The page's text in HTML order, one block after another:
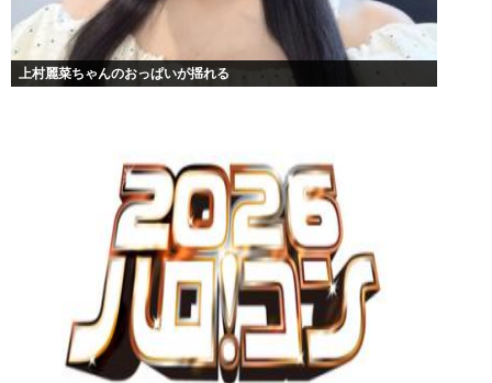
上村麗菜ちゃんのおっぱいが揺れる